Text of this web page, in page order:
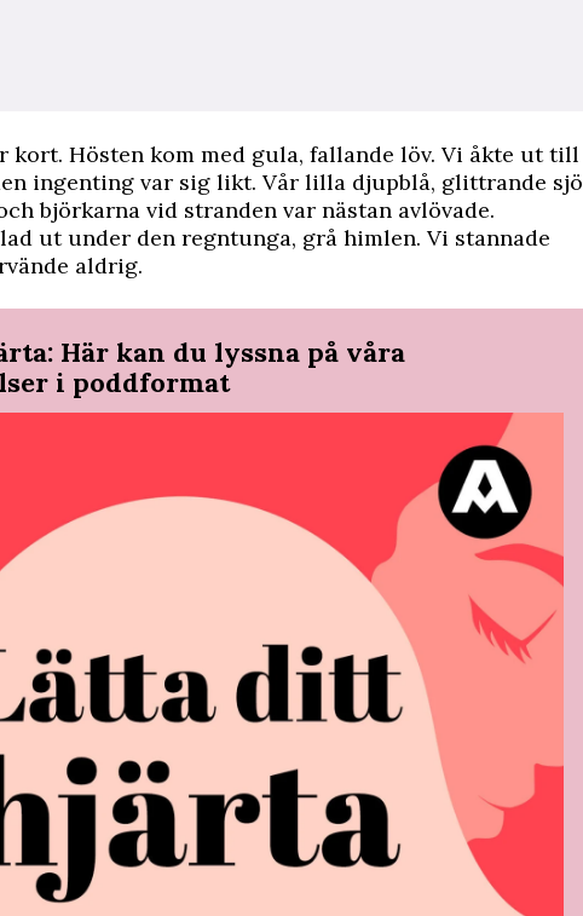
kort. Hösten kom med gula, fallande löv. Vi åkte ut till
ingenting var sig likt. Vår lilla djupblå, glittrande sjö
björkarna vid stranden var nästan avlövade.
ut under den regntunga, grå himlen. Vi stannade
aldrig.
Här kan du lyssna på våra
i poddformat